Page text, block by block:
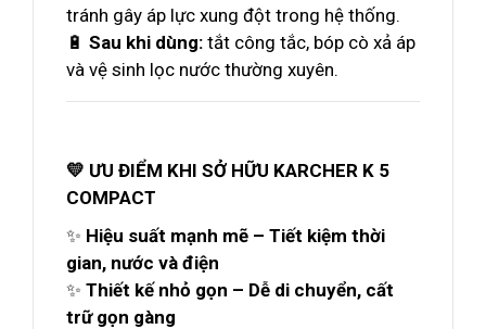
tránh gây áp lực xung đột trong hệ thống.
🔋 Sau khi dùng: tắt công tắc, bóp cò xả áp
và vệ sinh lọc nước thường xuyên.
💛 ƯU ĐIỂM KHI SỞ HỮU KARCHER K 5
COMPACT
✨ Hiệu suất mạnh mẽ – Tiết kiệm thời
gian, nước và điện
✨ Thiết kế nhỏ gọn – Dễ di chuyển, cất
trữ gọn gàng